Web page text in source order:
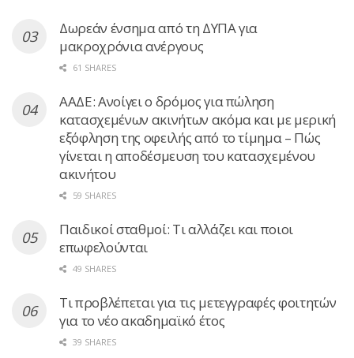
Δωρεάν ένσημα από τη ΔΥΠΑ για
μακροχρόνια ανέργους
61 SHARES
ΑΑΔΕ: Ανοίγει ο δρόμος για πώληση
κατασχεμένων ακινήτων ακόμα και με μερική
εξόφληση της οφειλής από το τίμημα – Πώς
γίνεται η αποδέσμευση του κατασχεμένου
ακινήτου
59 SHARES
Παιδικοί σταθμοί: Τι αλλάζει και ποιοι
επωφελούνται
49 SHARES
Τι προβλέπεται για τις μετεγγραφές φοιτητών
για το νέο ακαδημαϊκό έτος
39 SHARES